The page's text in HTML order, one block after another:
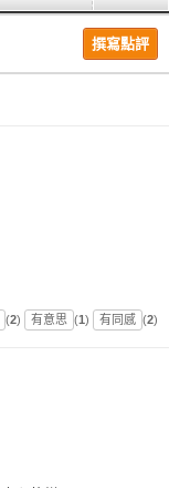
撰寫點評
(2) 有意思 (1) 有同感 (2)